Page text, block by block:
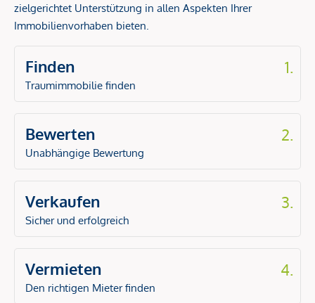
zielgerichtet Unterstützung in allen Aspekten Ihrer
Immobilienvorhaben bieten.
Finden
Traumimmobilie finden
1.
Bewerten
Unabhängige Bewertung
2.
Verkaufen
Sicher und erfolgreich
3.
Vermieten
Den richtigen Mieter finden
4.